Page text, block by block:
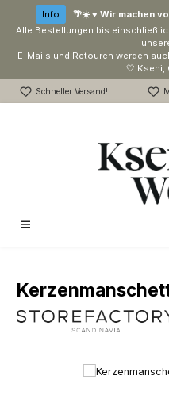
Zum Hauptinhalt springen
Info
🌴☀️ ♥ Wir machen
Alle Bestellungen bis
E-Mails und Retouren werden
🤍 Kseni,
Schneller Versand!
Bildergalerie überspringen